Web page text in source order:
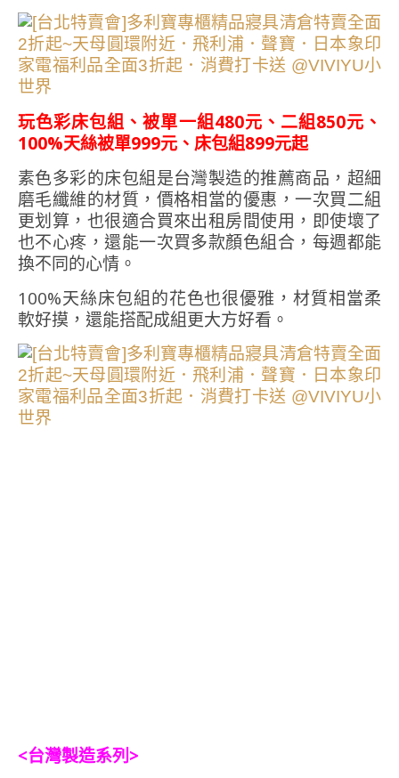
玩色彩床包組、被單一組480元、二組850元、
100%天絲被單999元、床包組899元起
素色多彩的床包組是台灣製造的推薦商品，超細
磨毛纖維的材質，價格相當的優惠，一次買二組
更划算，也很適合買來出租房間使用，即使壞了
也不心疼，還能一次買多款顏色組合，每週都能
換不同的心情。
100%天絲床包組的花色也很優雅，材質相當柔
軟好摸，還能搭配成組更大方好看。
<台灣製造系列>